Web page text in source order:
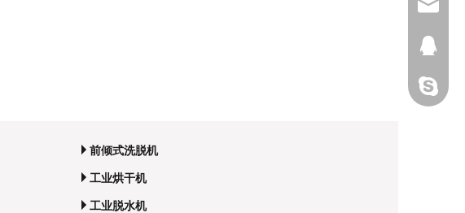
前倾式洗脱机
工业烘干机
工业脱水机
0086-
4200564
uyihcnaiq